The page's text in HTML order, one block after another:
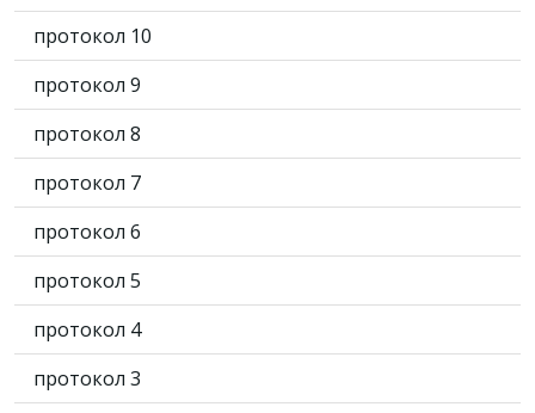
протокол 10
протокол 9
протокол 8
протокол 7
протокол 6
протокол 5
протокол 4
протокол 3